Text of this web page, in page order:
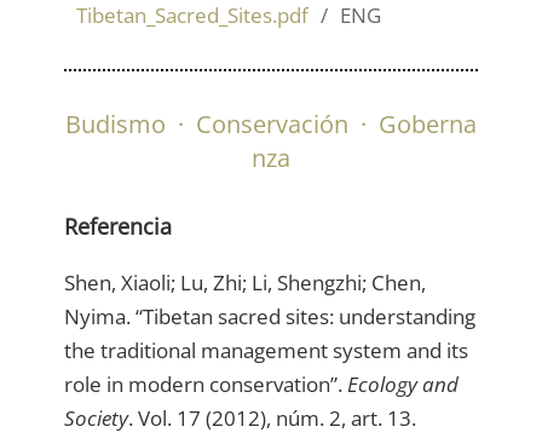
Tibetan_Sacred_Sites.pdf ENG
Budismo · Conservación · Goberna
nza
Referencia
Shen, Xiaoli; Lu, Zhi; Li, Shengzhi; Chen,
Nyima. “Tibetan sacred sites: understanding
the traditional management system and its
role in modern conservation”.Ecology and
Society. Vol. 17 (2012), núm. 2, art. 13.